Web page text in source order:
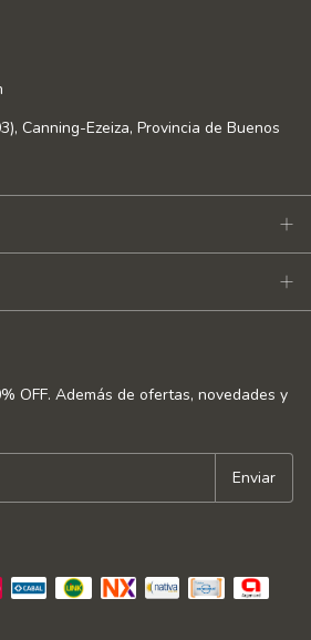
Canning-Ezeiza, Provincia de Buenos
OFF. Además de ofertas, novedades y